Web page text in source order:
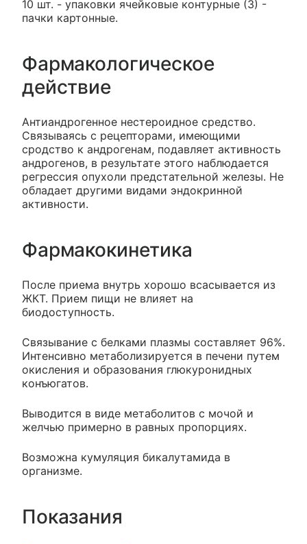
10 шт. - упаковки ячейковые контурные (3) -
пачки картонные.
Фармакологическое
действие
Антиандрогенное нестероидное средство.
Связываясь с рецепторами, имеющими
сродство к андрогенам, подавляет активность
андрогенов, в результате этого наблюдается
регрессия опухоли предстательной железы. Не
обладает другими видами эндокринной
активности.
Фармакокинетика
После приема внутрь хорошо всасывается из
ЖКТ. Прием пищи не влияет на
биодоступность.
Связывание с белками плазмы составляет 96%.
Интенсивно метаболизируется в печени путем
окисления и образования глюкуронидных
конъюгатов.
Выводится в виде метаболитов с мочой и
желчью примерно в равных пропорциях.
Возможна кумуляция бикалутамида в
организме.
Показания